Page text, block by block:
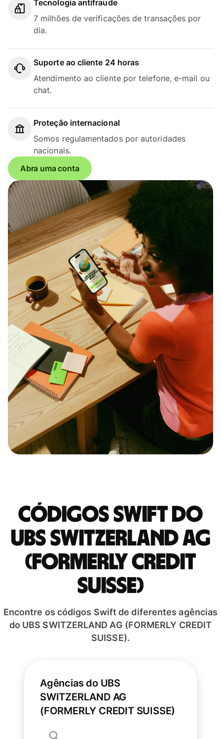
Tecnologia antifraude
7 milhões de verificações de transações por
dia.
Suporte ao cliente 24 horas
Atendimento ao cliente por telefone, e-mail ou
chat.
Proteção internacional
Somos regulamentados por autoridades
nacionais.
Abra uma conta
Códigos Swift do
UBS SWITZERLAND AG
(FORMERLY CREDIT
SUISSE)
Encontre os códigos Swift de diferentes agências
do UBS SWITZERLAND AG (FORMERLY CREDIT
SUISSE).
Agências do UBS
SWITZERLAND AG
(FORMERLY CREDIT SUISSE)